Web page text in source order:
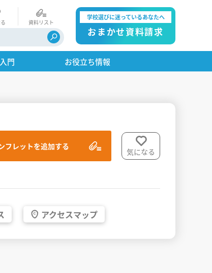
資料リスト
学校選びに迷っているあなたへ
おまかせ資料請求
門 お役立ち情報
フレットを追加する
気になる
アクセスマップ